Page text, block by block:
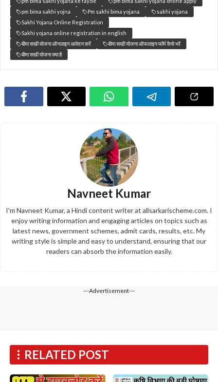
pm bima sakhi yojna
Pm sakhi bima yojana
sakhi yojana
Sakhi Yojana Online Registration
Sakhi yojana online registration in english
बीमा सखी योजना ऑनलाइन आवेदन करें
बीमा सखी योजना ऑफलाइन फॉर्म कैसे भरें
बीमा सखी योजना क्या है
Navneet Kumar
I'm Navneet Kumar, a Hindi content writer at allsarkarischeme.com. I
enjoy writing information and engaging articles on topics such as
latest news, government schemes, admit cards, results, etc. My
writing style is simple and easy to understand, ensuring that our
readers can absorb the information easily.
---Advertisement---
RELATED POST